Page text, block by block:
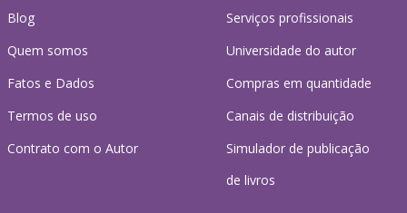
Blog
Quem somos
Fatos e Dados
Termos de uso
Contrato com o Autor
Serviços profissionais
Universidade do autor
Compras em quantidade
Canais de distribuição
Simulador de publicação
de livros